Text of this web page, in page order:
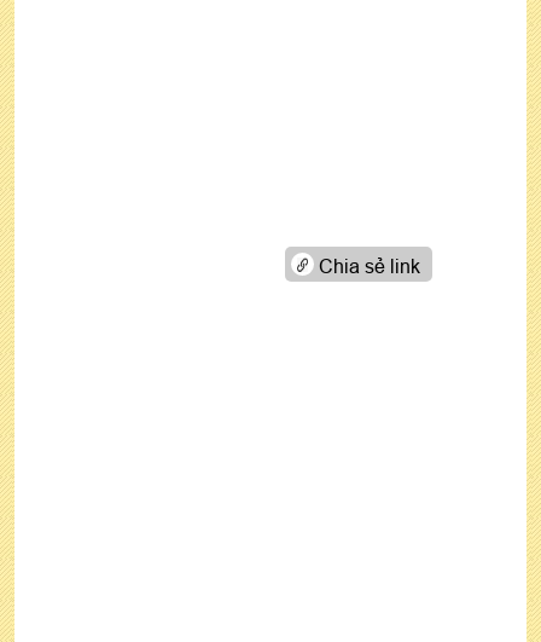
Chia sẻ link